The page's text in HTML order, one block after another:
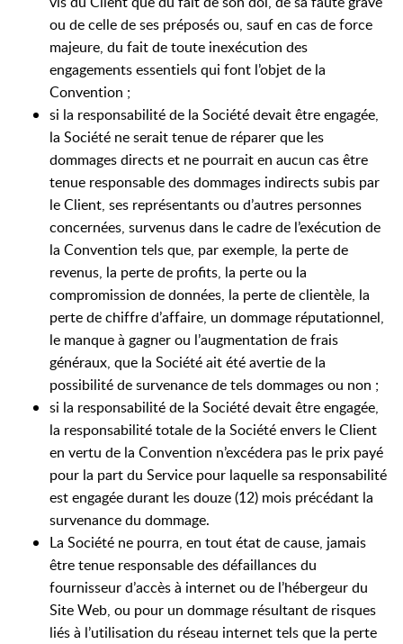
ou de celle de ses préposés ou, sauf en cas de force
majeure, du fait de toute inexécution des
engagements essentiels qui font l’objet de la
Convention ;
si la responsabilité de la Société devait être engagée,
la Société ne serait tenue de réparer que les
dommages directs et ne pourrait en aucun cas être
tenue responsable des dommages indirects subis par
le Client, ses représentants ou d’autres personnes
concernées, survenus dans le cadre de l’exécution de
la Convention tels que, par exemple, la perte de
revenus, la perte de profits, la perte ou la
compromission de données, la perte de clientèle, la
perte de chiffre d’affaire, un dommage réputationnel,
le manque à gagner ou l’augmentation de frais
généraux, que la Société ait été avertie de la
possibilité de survenance de tels dommages ou non ;
si la responsabilité de la Société devait être engagée,
la responsabilité totale de la Société envers le Client
en vertu de la Convention n’excédera pas le prix payé
pour la part du Service pour laquelle sa responsabilité
est engagée durant les douze (12) mois précédant la
survenance du dommage.
La Société ne pourra, en tout état de cause, jamais
être tenue responsable des défaillances du
fournisseur d’accès à internet ou de l’hébergeur du
Site Web, ou pour un dommage résultant de risques
liés à l’utilisation du réseau internet tels que la perte